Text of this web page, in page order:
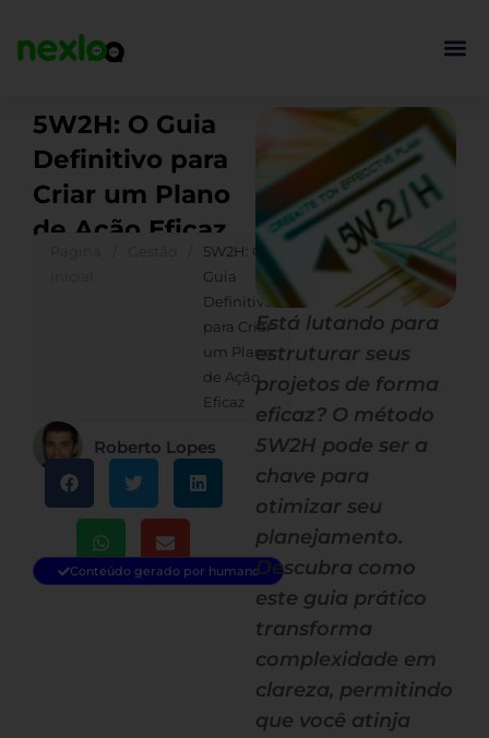
para
5W2H: O Guia
Definitivo para
Criar um Plano
de Ação Eficaz
5W2H: O
Guia
Definitivo
para Criar
um Plano
de Ação
Eficaz
Roberto Lopes
Conteúdo gerado por humano
Está lutando para
estruturar seus
projetos de forma
eficaz? O método
5W2H pode ser a
chave para
otimizar seu
planejamento.
Descubra como
este guia prático
transforma
complexidade em
clareza, permitindo
que você atinja